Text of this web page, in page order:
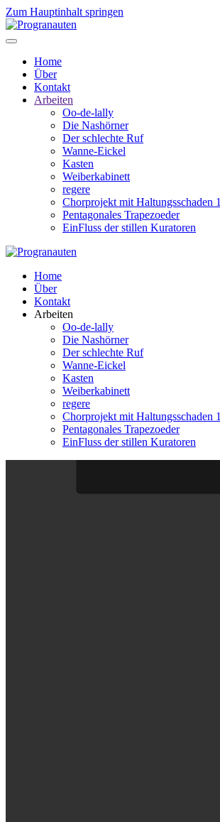
Zum Hauptinhalt springen
Home
Über
Kontakt
Arbeiten
Oo-de-lally
Die Nashörner
Der schlechte Ruf
Wanne-Eickel
Kasten
Weiberkabinett
regere
Chorprojekt mit Haltungsschaden 1
Pentagonales Trapezoeder
EinFluss der stillen Kuratoren
Home
Über
Kontakt
Arbeiten
Oo-de-lally
Die Nashörner
Der schlechte Ruf
Wanne-Eickel
Kasten
Weiberkabinett
regere
Chorprojekt mit Haltungsschaden 1
Pentagonales Trapezoeder
EinFluss der stillen Kuratoren